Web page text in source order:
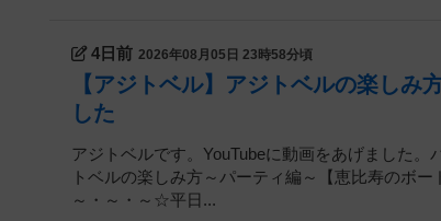
4日前 2026年08月05日 23時58分頃
【アジトベル】アジトベルの楽しみ
した
アジトベルです。YouTubeに動画をあげました
トベルの楽しみ方～パーティ編～【恵比寿のボ
～・～・～☆平日...